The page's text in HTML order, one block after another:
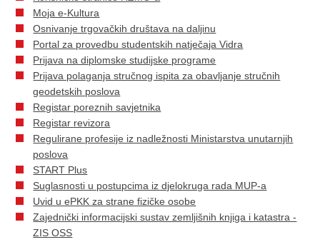
Moja e-Kultura
Osnivanje trgovačkih društava na daljinu
Portal za provedbu studentskih natječaja Vidra
Prijava na diplomske studijske programe
Prijava polaganja stručnog ispita za obavljanje stručnih
geodetskih poslova
Registar poreznih savjetnika
Registar revizora
Regulirane profesije iz nadležnosti Ministarstva unutarnjih
poslova
START Plus
Suglasnosti u postupcima iz djelokruga rada MUP-a
Uvid u ePKK za strane fizičke osobe
Zajednički informacijski sustav zemljišnih knjiga i katastra -
ZIS OSS